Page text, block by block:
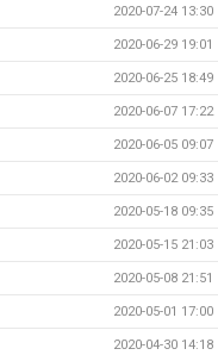
2020-07-24 13:30
2020-06-29 19:01
2020-06-25 18:49
2020-06-07 17:22
2020-06-05 09:07
2020-06-02 09:33
2020-05-18 09:35
2020-05-15 21:03
2020-05-08 21:51
2020-05-01 17:00
2020-04-30 14:18